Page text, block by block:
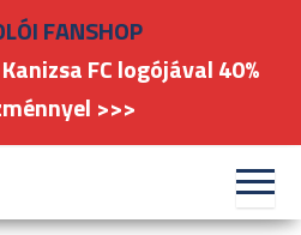
FC
#kanizsafoci
FANSHOP
FC logójával 40%
>>>